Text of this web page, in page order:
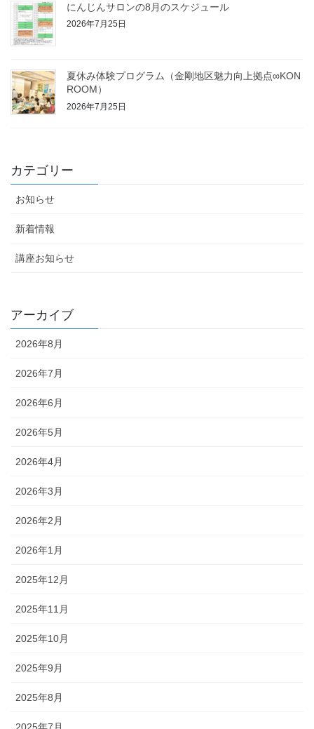
にんじんサロンの8月のスケジュール
2026年7月25日
夏休み体験プログラム（金剛地区魅力向上拠点∞KON
ROOM）
2026年7月25日
カテゴリー
お知らせ
新着情報
講座お知らせ
アーカイブ
2026年8月
2026年7月
2026年6月
2026年5月
2026年4月
2026年3月
2026年2月
2026年1月
2025年12月
2025年11月
2025年10月
2025年9月
2025年8月